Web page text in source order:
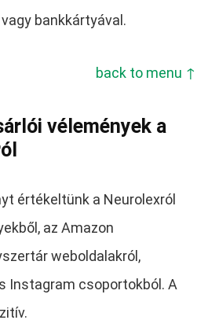
bankkártyával.
back to menu ↑
vélemények a
értékeltünk a Neurolexról
az Amazon
weboldalakról,
Instagram csoportokból. A